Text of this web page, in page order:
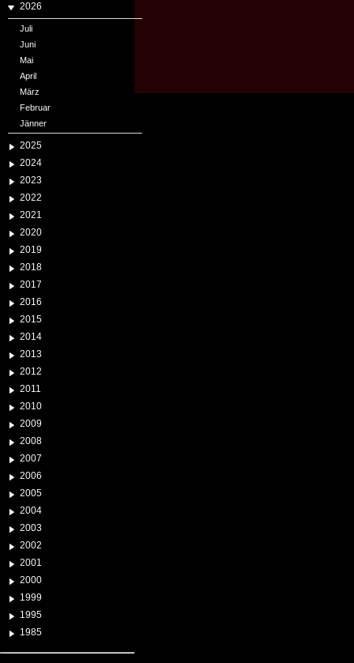
2026
Juli
Juni
Mai
April
März
Februar
Jänner
2025
2024
2023
2022
2021
2020
2019
2018
2017
2016
2015
2014
2013
2012
2011
2010
2009
2008
2007
2006
2005
2004
2003
2002
2001
2000
1999
1995
1985